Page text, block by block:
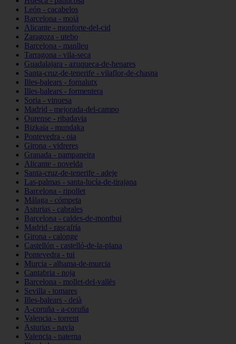
León - cacabelos
Barcelona - moià
Alicante - monforte-del-cid
Zaragoza - utebo
Barcelona - manlleu
Tarragona - vila-seca
Guadalajara - azuqueca-de-henares
Santa-cruz-de-tenerife - vilaflor-de-chasna
Illes-balears - fornalutx
Illes-balears - formentera
Soria - vinuesa
Madrid - mejorada-del-campo
Ourense - ribadavia
Bizkaia - mundaka
Pontevedra - oia
Girona - vidreres
Granada - pampaneira
Alicante - novelda
Santa-cruz-de-tenerife - adeje
Las-palmas - santa-lucía-de-tirajana
Barcelona - ripollet
Málaga - cómpeta
Asturias - cabrales
Barcelona - caldes-de-montbui
Madrid - rascafría
Girona - calonge
Castellón - castelló-de-la-plana
Pontevedra - tui
Murcia - alhama-de-murcia
Cantabria - noja
Barcelona - mollet-del-vallès
Sevilla - tomares
Illes-balears - deià
A-coruña - a-coruña
Valencia - torrent
Asturias - navia
Valencia - paterna